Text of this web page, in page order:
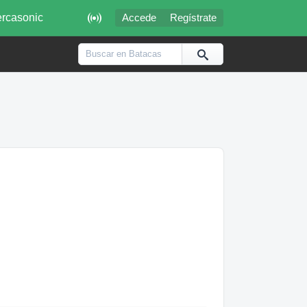
 Accede Regístrate